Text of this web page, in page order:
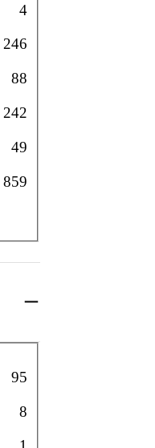
4
246
88
242
49
859
95
8